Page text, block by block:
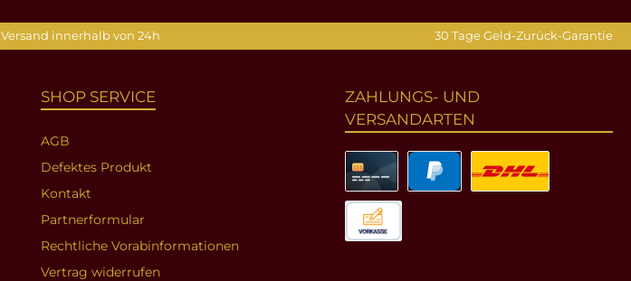
Versand innerhalb von 24h 30 Tage Geld-Zurück-Garantie
SHOP SERVICE
AGB
Defektes Produkt
Kontakt
Partnerformular
Rechtliche Vorabinformationen
Vertrag widerrufen
ZAHLUNGS- UND
VERSANDARTEN